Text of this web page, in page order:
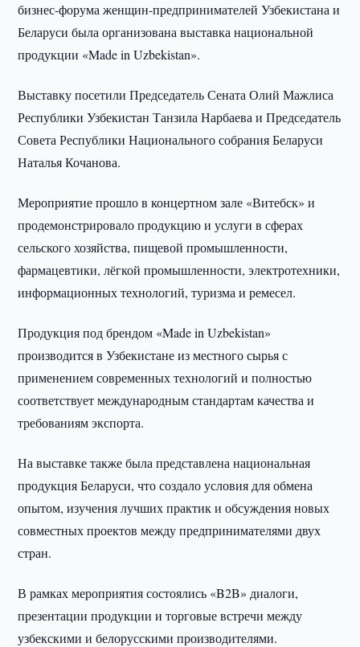
бизнес-форума женщин-предпринимателей Узбекистана и
Беларуси была организована выставка национальной
продукции «Made in Uzbekistan».
Выставку посетили Председатель Сената Олий Мажлиса
Республики Узбекистан Танзила Нарбаева и Председатель
Совета Республики Национального собрания Беларуси
Наталья Кочанова.
Мероприятие прошло в концертном зале «Витебск» и
продемонстрировало продукцию и услуги в сферах
сельского хозяйства, пищевой промышленности,
фармацевтики, лёгкой промышленности, электротехники,
информационных технологий, туризма и ремесел.
Продукция под брендом «Made in Uzbekistan»
производится в Узбекистане из местного сырья с
применением современных технологий и полностью
соответствует международным стандартам качества и
требованиям экспорта.
На выставке также была представлена национальная
продукция Беларуси, что создало условия для обмена
опытом, изучения лучших практик и обсуждения новых
совместных проектов между предпринимателями двух
стран.
В рамках мероприятия состоялись «B2B» диалоги,
презентации продукции и торговые встречи между
узбекскими и белорусскими производителями.